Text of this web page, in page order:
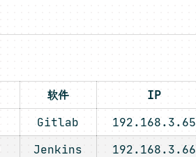
软件 IP
Gitlab 192.168.3.65
Jenkins 192.168.3.66